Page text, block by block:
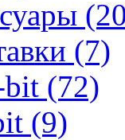
(7)
bit (72)
(9)